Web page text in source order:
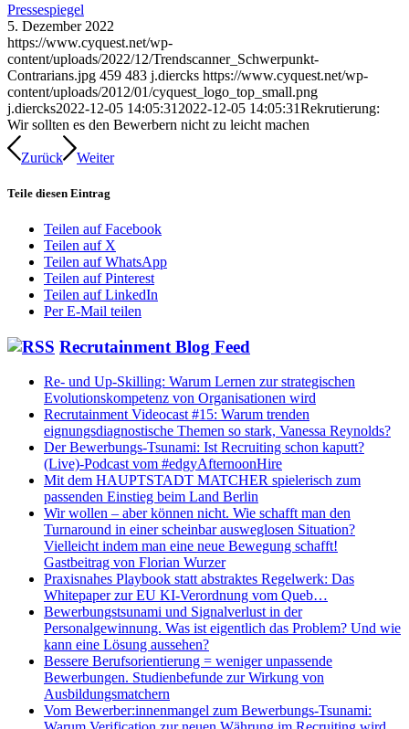
Pressespiegel
5. Dezember 2022
https://www.cyquest.net/wp-
content/uploads/2022/12/Trendscanner_Schwerpunkt-
Contrarians.jpg 459 483 j.diercks https://www.cyquest.net/wp-
content/uploads/2012/01/cyquest_logo_top_small.png
j.diercks2022-12-05 14:05:31 2022-12-05 14:05:31Rekrutierung:
Wir sollten es den Bewerbern nicht zu leicht machen
Zurück Weiter
Teile diesen Eintrag
Teilen auf Facebook
Teilen auf X
Teilen auf WhatsApp
Teilen auf Pinterest
Teilen auf LinkedIn
Per E-Mail teilen
Recrutainment Blog Feed
Re- und Up-Skilling: Warum Lernen zur strategischen
Evolutionskompetenz von Organisationen wird
Recrutainment Videocast #15: Warum trenden
eignungsdiagnostische Themen so stark, Vanessa Reynolds?
Der Bewerbungs-Tsunami: Ist Recruiting schon kaputt?
(Live)-Podcast vom #edgyAfternoonHire
Mit dem HAUPTSTADT MATCHER spielerisch zum
passenden Einstieg beim Land Berlin
Wir wollen – aber können nicht. Wie schafft man den
Turnaround in einer scheinbar ausweglosen Situation?
Vielleicht indem man eine neue Bewegung schafft!
Gastbeitrag von Florian Wurzer
Praxisnahes Playbook statt abstraktes Regelwerk: Das
Whitepaper zur EU KI-Verordnung vom Queb…
Bewerbungstsunami und Signalverlust in der
Personalgewinnung. Was ist eigentlich das Problem? Und wie
kann eine Lösung aussehen?
Bessere Berufsorientierung = weniger unpassende
Bewerbungen. Studienbefunde zur Wirkung von
Ausbildungsmatchern
Vom Bewerber:innenmangel zum Bewerbungs-Tsunami: